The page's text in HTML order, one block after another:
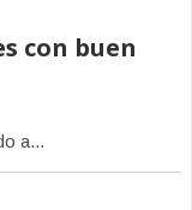
con buen
a...